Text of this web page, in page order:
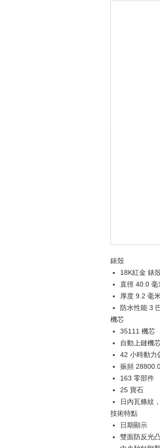
錶殼
18K紅金 錶
直徑 40.0 毫
厚度 9.2 毫
防水性能 3
機芯
35111 機芯
自動上鏈機
42 小時動力
振頻
163 零部件
25 寶石
日內瓦條紋
技術特點
日期顯示
雙面防反光